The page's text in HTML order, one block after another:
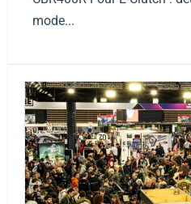
mode...